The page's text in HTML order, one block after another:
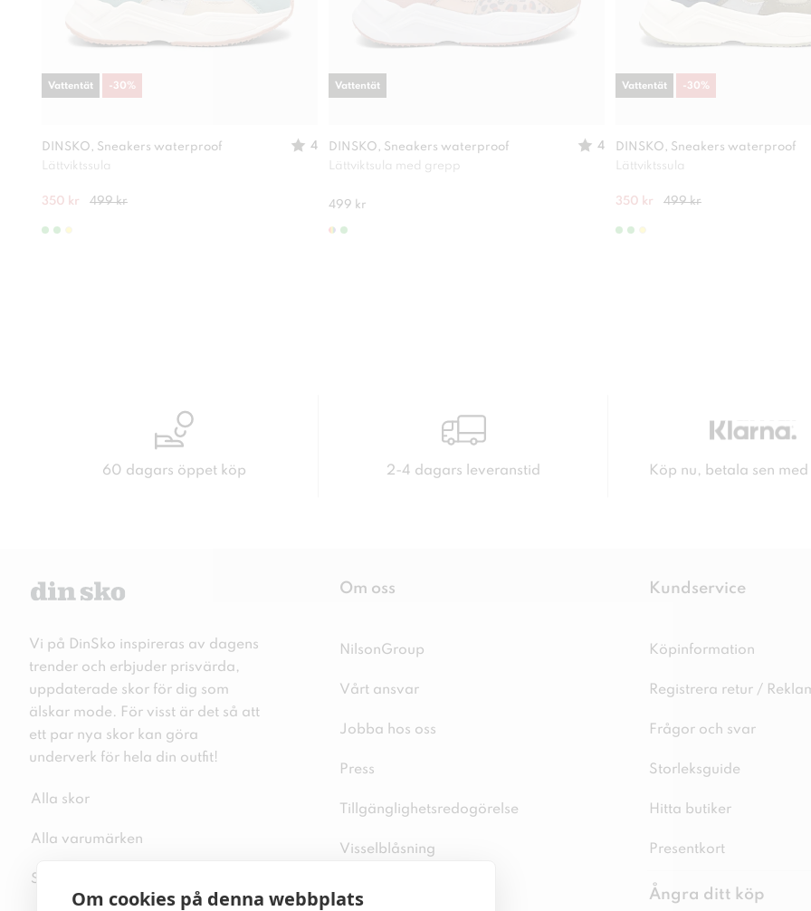
Om cookies på denna webbplats
DINSKO, Sneakers waterproof
4
Lättviktssula
350 kr 499 kr
Vattentät -30%
DINSKO, Sneakers waterproof
4
Lättviktsula med grepp
499 kr
Vattentät
DINSKO, Sneakers waterproof
Lättviktssula
350 kr 499 kr
Vattentät -30%
60 dagars öppet köp 2-4 dagars leveranstid Köp nu, betala sen
Vi på DinSko inspireras av dagens
trender och erbjuder prisvärda,
uppdaterade skor för dig som
älskar mode. För visst är det så att
ett par nya skor kan göra
underverk för hela din outfit!
Alla skor
Alla varumärken
Sitemap
Om oss
NilsonGroup
Vårt ansvar
Jobba hos oss
Press
Tillgänglighetsredogörelse
Visselblåsning
Kundservice
Köpinformation
Registrera retur /
Frågor och svar
Storleksguide
Hitta butiker
Presentkort
Ångra ditt köp